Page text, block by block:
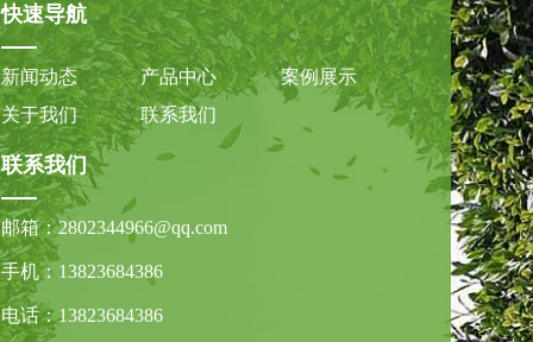
快速导航
新闻动态 产品中心
案例展示
关于我们
联系我们
联系我们
邮箱：2802344966@qq.com
手机： 13823684386
电话：13823684386